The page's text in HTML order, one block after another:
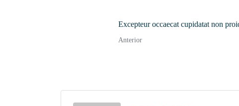
Excepteur occaecat cupidatat non
Anterior